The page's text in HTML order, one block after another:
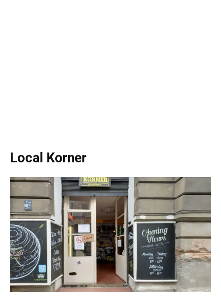
Local Korner